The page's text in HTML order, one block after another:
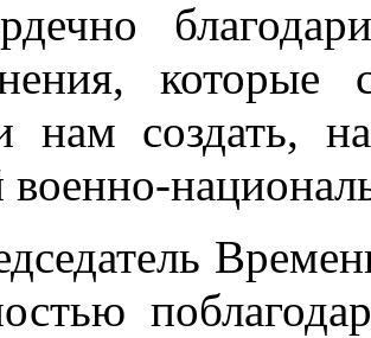
которые
нам создать,
военно-